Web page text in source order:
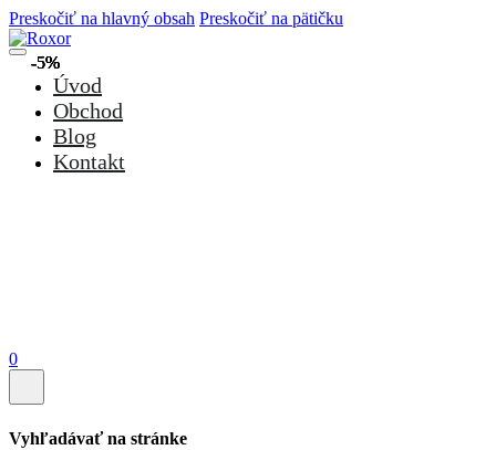
Preskočiť na hlavný obsah Preskočiť na pätičku
Úvod
Obchod
Blog
Kontakt
0
Vyhľadávať na stránke
-5%
-5%
-5%
-5%
-5%
-5%